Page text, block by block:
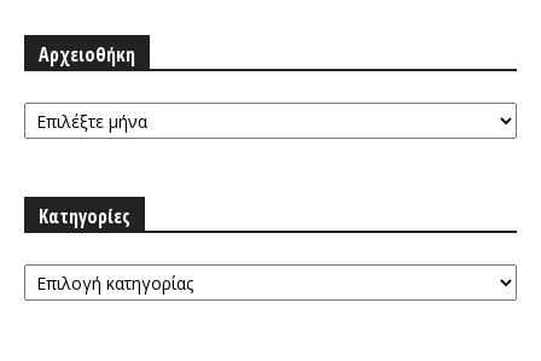
Αρχειοθήκη
Αρχειοθήκη
Κατηγορίες
Κατηγορίες